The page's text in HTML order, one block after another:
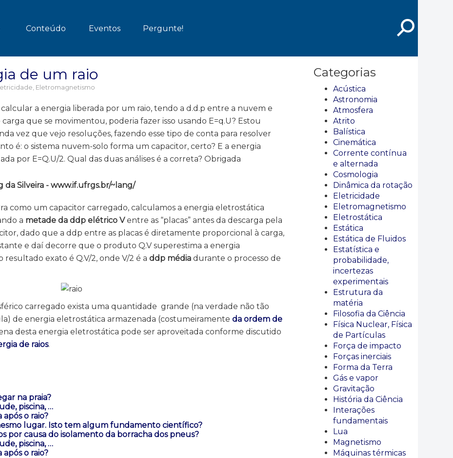
⚲
Conteúdo Eventos Pergunte!
de um raio
, Eletromagnetismo
calcular a energia liberada por um raio, tendo a d.d.p entre a nuvem e
que se movimentou, poderia fazer isso usando E=q.U? Estou
vez que vejo resoluções, fazendo esse tipo de conta para resolver
é: o sistema nuvem-solo forma um capacitor, certo? E a energia
por E=Q.U/2. Qual das duas análises é a correta? Obrigada
Silveira - www.if.ufrgs.br/~lang/
como um capacitor carregado, calculamos a energia eletrostática
a metade da ddp elétrico Ventre as “placas” antes da descarga pela
dado que a ddp entre as placas é diretamente proporcional à carga,
e daí decorre que o produto Q.V superestima a energia
exato é Q.V/2, onde V/2 é a ddp média durante o processo de
carregado exista uma quantidade grande (na verdade não tão
de energia eletrostática armazenada (costumeiramente da ordem de
desta energia eletrostática pode ser aproveitada conforme discutido
de raios.
na praia?
piscina, …
o raio?
lugar. Isto tem algum fundamento científico?
por causa do isolamento da borracha dos pneus?
piscina, …
o raio?
Categorias
Acústica
Astronomia
Atmosfera
Atrito
Balística
Cinemática
Corrente contínua
e alternada
Cosmologia
Dinâmica da rotação
Eletricidade
Eletromagnetismo
Eletrostática
Estática
Estática de Fluidos
Estatística e
probabilidade,
incertezas
experimentais
Estrutura da
matéria
Filosofia da Ciência
Física Nuclear, Física
de Partículas
Força de impacto
Forças inerciais
Forma da Terra
Gás e vapor
Gravitação
História da Ciência
Interações
fundamentais
Lua
Magnetismo
Máquinas térmicas